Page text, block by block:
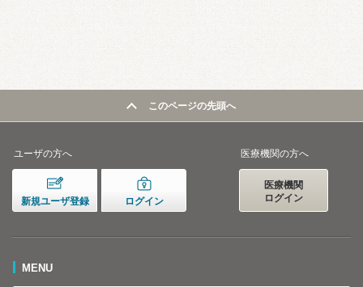
このページの先頭へ
ユーザの方へ
新規ユーザ登録 ログイン
医療機関の方へ
医療機関
ログイン
MENU